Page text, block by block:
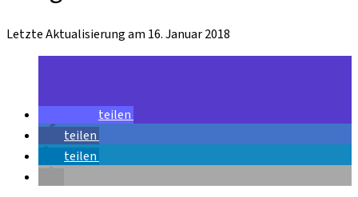
Letzte Aktualisierung am 16. Januar 2018
teilen
teilen
teilen